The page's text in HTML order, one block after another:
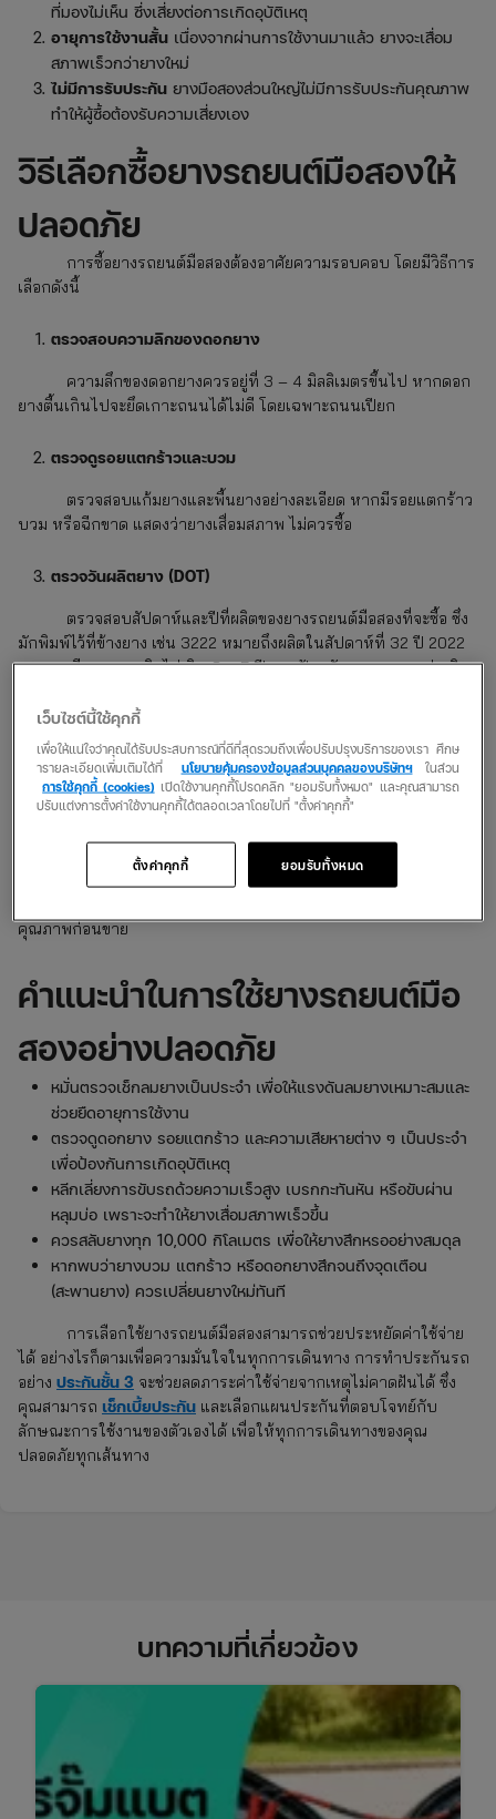
ที่มองไม่เห็น ซึ่งเสี่ยงต่อการเกิดอุบัติเหตุ
อายุการใช้งานสั้น เนื่องจากผ่านการใช้งานมาแล้ว ยางจะเสื่อม
สภาพเร็วกว่ายางใหม่
ไม่มีการรับประกัน ยางมือสองส่วนใหญ่ไม่มีการรับประกันคุณภาพ
ทำให้ผู้ซื้อต้องรับความเสี่ยงเอง
วิธีเลือกซื้อยางรถยนต์มือสองให้
ปลอดภัย
การซื้อยางรถยนต์มือสองต้องอาศัยความรอบคอบ โดยมีวิธีการ
เลือกดังนี้
ตรวจสอบความลึกของดอกยาง
ความลึกของดอกยางควรอยู่ที่ 3 – 4 มิลลิเมตรขึ้นไป หากดอก
ยางตื้นเกินไปจะยึดเกาะถนนได้ไม่ดี โดยเฉพาะถนนเปียก
ตรวจดูรอยแตกร้าวและบวม
ตรวจสอบแก้มยางและพื้นยางอย่างละเอียด หากมีรอยแตกร้าว
บวม หรือฉีกขาด แสดงว่ายางเสื่อมสภาพ ไม่ควรซื้อ
ตรวจวันผลิตยาง (DOT)
ตรวจสอบสัปดาห์และปีที่ผลิตของยางรถยนต์มือสองที่จะซื้อ ซึ่ง
มักพิมพ์ไว้ที่ข้างยาง เช่น 3222 หมายถึงผลิตในสัปดาห์ที่ 32 ปี 2022
ยางควรมีอายุการผลิตไม่เกิน 3 – 5 ปี จากปัจจุบัน เพราะยางเก่าเกิน
ตรวจสอบโครงสร้างยาง
ตรวจดูว่าสายพานภายในยาง (Steel Belt) ยังอยู่ในสภาพดี
ไม่มีร่องรอยเสียหายหรือยางบิดเบี้ยว
เลือกซื้อจากร้านที่น่าเชื่อถือ
คุณภาพก่อนขาย
คำแนะนำในการใช้ยางรถยนต์มือ
สองอย่างปลอดภัย
หมั่นตรวจเช็กลมยางเป็นประจำ เพื่อให้แรงดันลมยางเหมาะสมและ
ช่วยยืดอายุการใช้งาน
ตรวจดูดอกยาง รอยแตกร้าว และความเสียหายต่าง ๆ เป็นประจำ
เพื่อป้องกันการเกิดอุบัติเหตุ
หลีกเลี่ยงการขับรถด้วยความเร็วสูง เบรกกะทันหัน หรือขับผ่าน
หลุมบ่อ เพราะจะทำให้ยางเสื่อมสภาพเร็วขึ้น
ควรสลับยางทุก 10,000 กิโลเมตร เพื่อให้ยางสึกหรออย่างสมดุล
หากพบว่ายางบวม แตกร้าว หรือดอกยางสึกจนถึงจุดเตือน
(สะพานยาง) ควรเปลี่ยนยางใหม่ทันที
การเลือกใช้ยางรถยนต์มือสองสามารถช่วยประหยัดค่าใช้จ่าย
ได้ อย่างไรก็ตามเพื่อความมั่นใจในทุกการเดินทาง การทำประกันรถ
อย่าง ประกันชั้น 3 จะช่วยลดภาระค่าใช้จ่ายจากเหตุไม่คาดฝันได้ ซึ่ง
คุณสามารถ เช็กเบี้ยประกัน และเลือกแผนประกันที่ตอบโจทย์กับ
ลักษณะการใช้งานของตัวเองได้ เพื่อให้ทุกการเดินทางของคุณ
ปลอดภัยทุกเส้นทาง
บทความที่เกี่ยวข้อง
เว็บไซต์นี้ใช้คุกกี้
เพื่อให้แน่ใจว่าคุณได้รับประสบการณ์ที่ดีที่สุดรวมถึงเพื่อปรับปรุงบริการของเรา ศึกษ
ารายละเอียดเพิ่มเติมได้ที่
นโยบายคุ้มครองข้อมูลส่วนบุคคลของบริษัทฯในส่วน
การใช้คุกกี้ (cookies) เปิดใช้งานคุกกี้โปรดคลิก "ยอมรับทั้งหมด" และคุณสามารถ
ปรับแต่งการตั้งค่าใช้งานคุกกี้ได้ตลอดเวลาโดยไปที่ "ตั้งค่าคุกกี้"
ยอมรับทั้งหมด
ตั้งค่าคุกกี้